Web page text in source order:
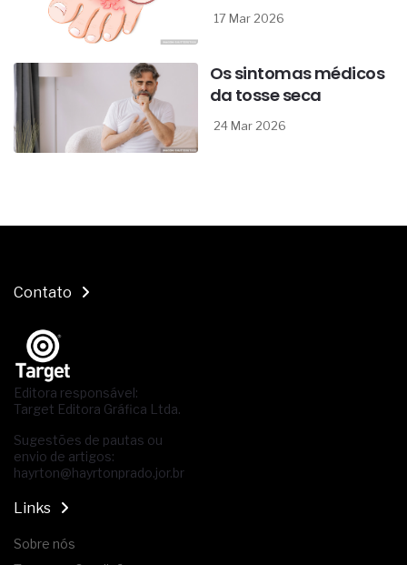
17 Mar 2026
Os sintomas médicos
da tosse seca
24 Mar 2026
Contato
Editora responsável:
Target Editora Gráfica Ltda.
Sugestões de pautas ou
envio de artigos:
hayrton@hayrtonprado.jor.br
Links
Sobre nós